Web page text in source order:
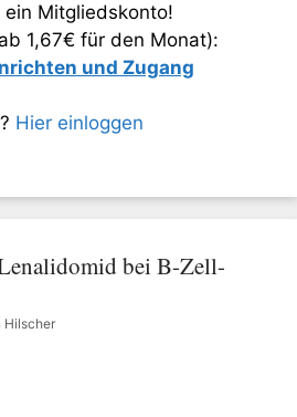
Mitgliedskonto!
1,67€ für den Monat):
und Zugang
Hier einloggen
bei B-Zell-
Hilscher